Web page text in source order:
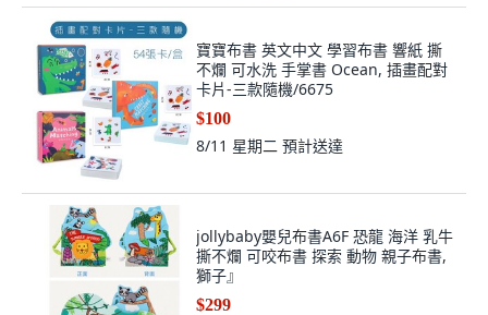
寶寶布書 英文中文 學習布書 響紙 撕
不爛 可水洗 手掌書 Ocean, 插畫配對
卡片-三款隨機/6675
$100
8/11 星期二 預計送達
jollybaby嬰兒布書A6F 恐龍 海洋 乳牛
撕不爛 可咬布書 探索 動物 親子布書,
獅子』
$299